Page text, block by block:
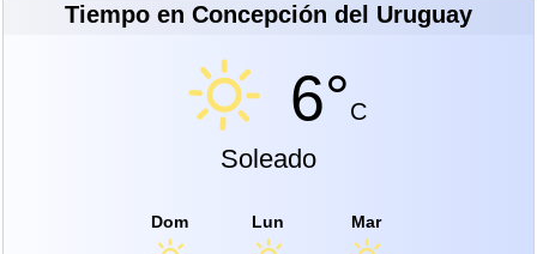
Tiempo en Concepción del Uruguay
6°C
Soleado
Dom Lun Mar